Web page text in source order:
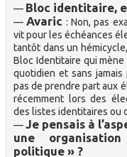
— Bloc identitaire,
—Avaric : Non, pas
vit pour les échéances
tantôt dans un
Bloc Identitaire qui
quotidien et sans jamais
pas de prendre part aux
récemment lors des
des listes identitaires ou
—Je pensais à
une
politique » ?